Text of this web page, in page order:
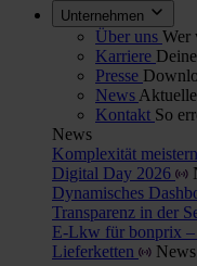
Unternehmen
Über uns Wer
Karriere
Presse
News
Kontakt So
News
Komplexität
Digital Day 2026
Dynamisches
Transparenz in der
E-Lkw für bonprix –
Lieferketten
News